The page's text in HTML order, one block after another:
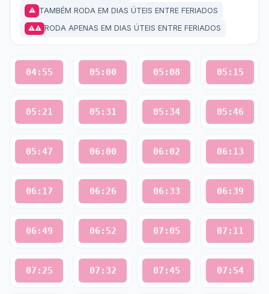
⚠ TAMBÉM RODA EM DIAS ÚTEIS ENTRE FERIADOS
⚠⚠ RODA APENAS EM DIAS ÚTEIS ENTRE FERIADOS
04:55 05:00 05:08 05:15
05:21 05:31 05:34 05:46
05:47 06:00 06:02 06:13
06:17 06:26 06:33 06:39
06:49 06:52 07:05 07:11
07:25 07:32 07:45 07:54